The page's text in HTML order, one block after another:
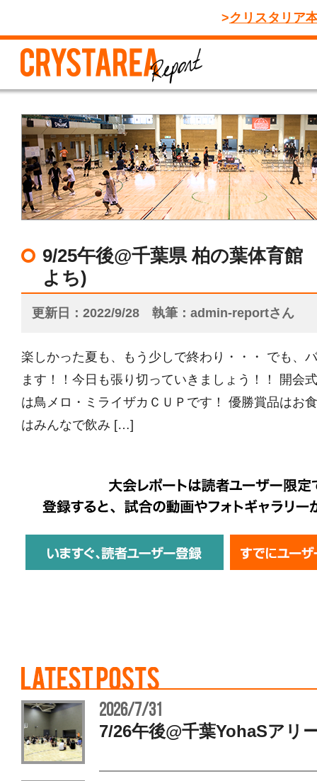
クリスタリア
9/25午後@千葉県 柏の葉体育
よち)
更新日 2022/9/28 執筆 admin-reportさん
楽しかった夏も、もう少しで終わり・・・ でも、
ます！！今日も張り切っていきましょう！！ 開会
は鳥メロ・ミライザカＣＵＰです！ 優勝賞品はお
はみんなで飲み […]
2026/7/31
7/26午後@千葉YohaSア